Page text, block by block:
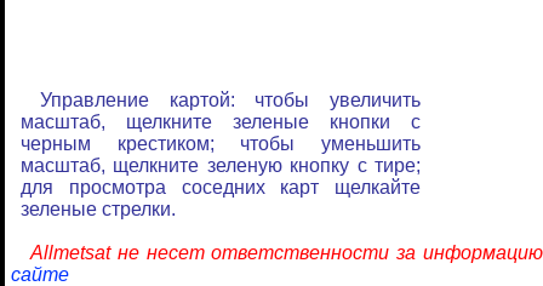
Управление картой: чтобы увеличить
масштаб, щелкните зеленые кнопки с
черным крестиком; чтобы уменьшить
масштаб, щелкните зеленую кнопку с тире;
для просмотра соседних карт щелкайте
зеленые стрелки.
Allmetsat не несет ответственности за
сайте